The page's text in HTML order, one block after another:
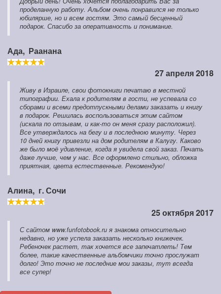
проделанную работу. Альбом очень понравился не только
юбилярше, но и всем гостям. Это самый бесценный
подарок. Спасибо за оперативность и понимание.
Ада, Раанана
27 апреля 2018
Живу в Израиле, свои фотокниги печатаю в местной
типографии. Ехала к родителям в гости, не успевала со
сборами и всеми предотпускными делами заказать и книгу
в подарок. Решилась воспользоваться этим сайтом
(искала по отзывам, и как-то он меня сразу расположил).
Все утверждалось на бегу и в последнюю минуту. Через
10 дней книгу привезли на дом родителям в Калугу. Каково
же было моё удивление, когда я увидела свой заказ. Печать
даже лучше, чем у нас. Все оформлено стильно, обложка
приятная, цвета естественные. Рекомендую!
Алина, г. Сочи
25 октября 2017
С сайтом www.funfotobook.ru я знакома относительно
недавно, но уже успела заказать несколько книжечек.
Ребеночек растет, так хочется все запечатлеть! Тем
более, такие качественные альбомчики точно прослужат
долго! Это точно не последние мои заказы, тут всегда
все супер!